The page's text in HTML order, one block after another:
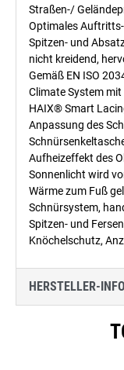
Straßen-/
Optimales
Spitzen- und
nicht kreidend,
Gemäß EN ISO
Climate System
HAIX® Smart
Anpassung des
Aufheizeffekt des
Sonnenlicht wird
Wärme zum Fuß
Schnürsystem,
Spitzen- und
Knöchelschutz,
HERSTELLER-INFO